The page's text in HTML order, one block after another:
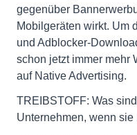
gegenüber
Mobilgeräten wirkt. Um
und Adblocker-
schon jetzt immer mehr
auf Native Advertising.
TREIBSTOFF: Was
Unternehmen, wenn